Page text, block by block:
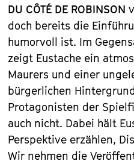
DU CÔTÉ DE ROBINSON
doch bereits die
humorvoll ist. Im
zeigt Eustache ein
Maurers und einer
bürgerlichen
Protagonisten der
auch nicht. Dabei hält
Perspektive erzählen,
Wir nehmen die